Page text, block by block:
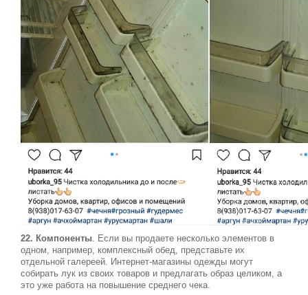
22. Компоненты. Если вы продаете несколько элементов в
одном, например, комплексный обед, представьте их
отдельной галереей. Интернет-магазины одежды могут
собирать лук из своих товаров и предлагать образ целиком, а
это уже работа на повышение среднего чека.